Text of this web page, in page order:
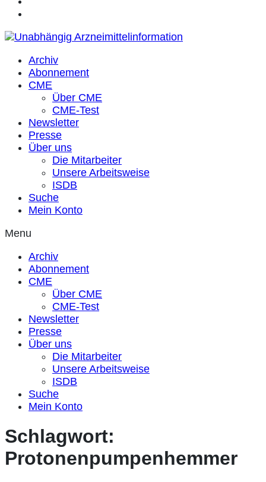
Archiv
Abonnement
CME
Über CME
CME-Test
Newsletter
Presse
Über uns
Die Mitarbeiter
Unsere Arbeitsweise
ISDB
Suche
Mein Konto
Menu
Archiv
Abonnement
CME
Über CME
CME-Test
Newsletter
Presse
Über uns
Die Mitarbeiter
Unsere Arbeitsweise
ISDB
Suche
Mein Konto
Schlagwort:
Protonenpumpenhemmer